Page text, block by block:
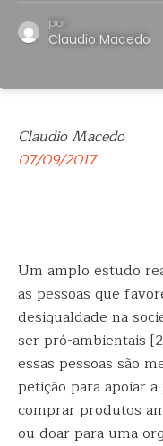
por
Claudio Macedo
Claudio Macedo
07/09/2017
Um amplo estudo
as pessoas que
desigualdade na
ser pró-ambientais
essas pessoas são
petição para apoiar
comprar produtos
ou doar para uma